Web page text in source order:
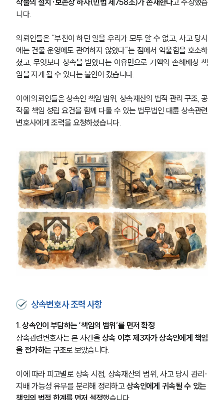
니다.
의뢰인들은 “부친이 하던 일을 우리가 모두 알 수 없고, 사고 당시
에는 건물 운영에도 관여하지 않았다”는 점에서 억울함을 호소하
셨고, 무엇보다 상속을 받았다는 이유만으로 거액의 손해배상 책
임을 지게 될 수 있다는 불안이 컸습니다.
이에 의뢰인들은 상속인 책임 범위, 상속재산의 법적 관리 구조, 공
작물 책임 성립 요건을 함께 다룰 수 있는 법무법인 대륜 상속관련
변호사에게 조력을 요청하셨습니다.
상속변호사 조력 사항
1. 상속인이 부담하는 ‘책임의 범위’를 먼저 확정
상속관련변호사는 본 사건을 상속 이후 제3자가 상속인에게 책임
을 전가하는 구조로 보았습니다.
이에 따라 피고별로 상속 시점, 상속재산의 범위, 사고 당시 관리·
지배 가능성 유무를 분리해 정리하고 상속인에게 귀속될 수 있는